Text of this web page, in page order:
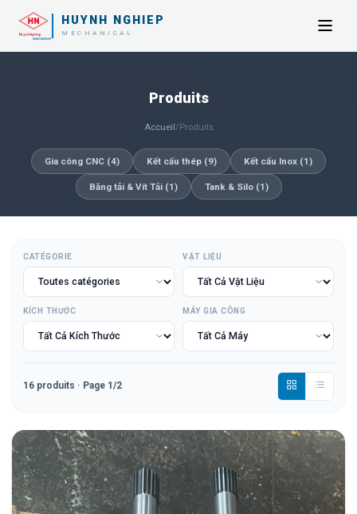
HUYNH NGHIEP
MECHANICAL
Produits
Accueil/Produits
Gia công CNC (4) Kết cấu thép (9) Kết cấu Inox (1)
Băng tải & Vít Tải(1) Tank & Silo(1)
CATÉGORIE VẬT LIỆU
KÍCH THƯỚC MÁY GIA CÔNG
16 produits · Page 1/2